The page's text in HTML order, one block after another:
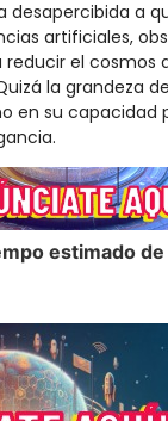
desapercibida a
artificiales,
el cosmos
la grandeza
en su capacidad
estimado